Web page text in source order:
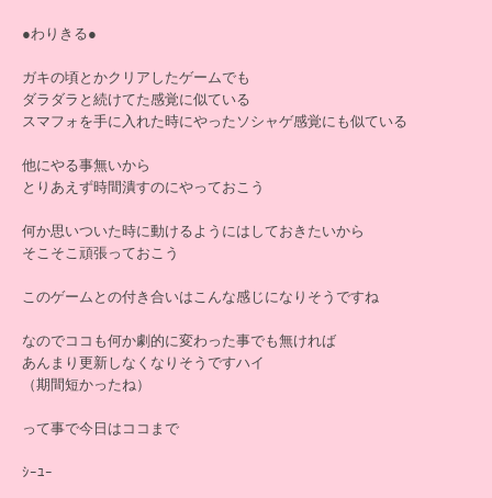
●わりきる●
ガキの頃とかクリアしたゲームでも
ダラダラと続けてた感覚に似ている
スマフォを手に入れた時にやったソシャゲ感覚にも似ている
他にやる事無いから
とりあえず時間潰すのにやっておこう
何か思いついた時に動けるようにはしておきたいから
そこそこ頑張っておこう
このゲームとの付き合いはこんな感じになりそうですね
なのでココも何か劇的に変わった事でも無ければ
あんまり更新しなくなりそうですハイ
（期間短かったね）
って事で今日はココまで
ｼｰﾕｰ